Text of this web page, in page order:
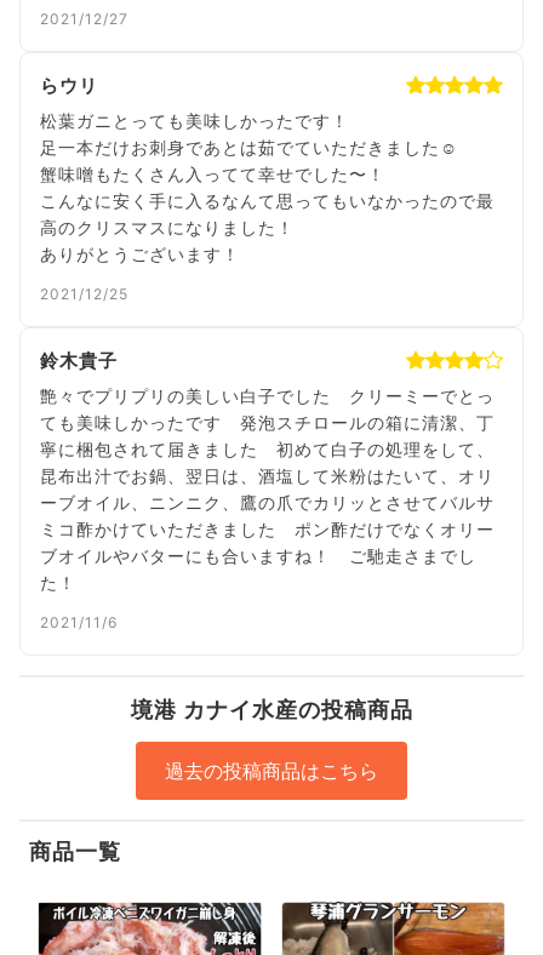
2021/12/27
らウリ
松葉ガニとっても美味しかったです！
足一本だけお刺身であとは茹でていただきました☺️
蟹味噌もたくさん入ってて幸せでした〜！
こんなに安く手に入るなんて思ってもいなかったので最
高のクリスマスになりました！
ありがとうございます！
2021/12/25
鈴木貴子
艶々でプリプリの美しい白子でした クリーミーでとっ
ても美味しかったです 発泡スチロールの箱に清潔、丁
寧に梱包されて届きました 初めて白子の処理をして、
昆布出汁でお鍋、翌日は、酒塩して米粉はたいて、オリ
ーブオイル、ニンニク、鷹の爪でカリッとさせてバルサ
ミコ酢かけていただきました ポン酢だけでなくオリー
ブオイルやバターにも合いますね！ ご馳走さまでし
た！
2021/11/6
境港 カナイ水産の投稿商品
過去の投稿商品はこちら
商品一覧